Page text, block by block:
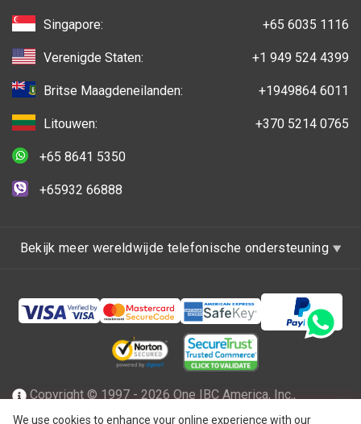
We use cookies to enhance your online experience with our
Singapore: +65 6035 1116
Verenigde Staten: +1 949 524 4399
Britse Maagdeneilanden: +1949864 6011
Litouwen: +370 5214 0765
+65 8641 5350
+65932 66888
Bekijk meer wereldwijde telefonische ondersteuning
Copyright © 1997 - 2026 One IBC America, Inc.,
opgericht in Delaware, de Verenigde Staten van Amerika